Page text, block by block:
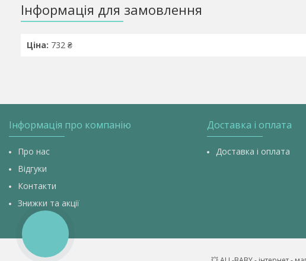
Інформація для замовлення
Ціна: 732 ₴
Інформація про компанію
Про нас
Відгуки
Контакти
Знижки та акції
Доставка і оплата
Доставка і оплата